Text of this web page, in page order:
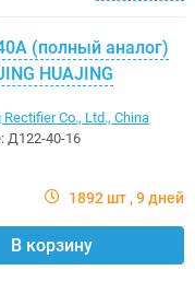
(полный аналог)
HUAJING
Rectifier Co., Ltd., China
Д122-40-16
1892 шт 9 дней
В корзину